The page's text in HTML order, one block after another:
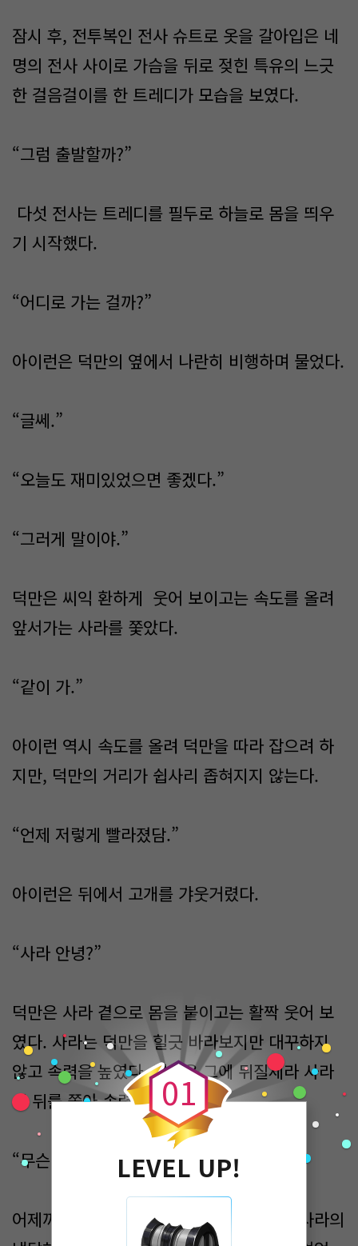
잠시 후, 전투복인 전사 슈트로 옷을 갈아입은 네
명의 전사 사이로 가슴을 뒤로 젖힌 특유의 느긋
한 걸음걸이를 한 트레디가 모습을 보였다.
“그럼 출발할까?”
다섯 전사는 트레디를 필두로 하늘로 몸을 띄우
기 시작했다.
“어디로 가는 걸까?”
아이런은 덕만의 옆에서 나란히 비행하며 물었다.
“글쎄.”
“오늘도 재미있었으면 좋겠다.”
“그러게 말이야.”
덕만은 씨익 환하게 웃어 보이고는 속도를 올려
앞서가는 사라를 쫓았다.
“같이 가.”
아이런 역시 속도를 올려 덕만을 따라 잡으려 하
지만, 덕만의 거리가 쉽사리 좁혀지지 않는다.
“언제 저렇게 빨라졌담.”
아이런은 뒤에서 고개를 갸웃거렸다.
“사라 안녕?”
덕만은 사라 곁으로 몸을 붙이고는 활짝 웃어 보
였다. 사라는 덕만을 힐긋 바라보지만 대꾸하지
않고 속력을 높였다. 덕만은 그에 뒤질세라 사라
의 뒤를 쫓아 속력을 냈다.
“무슨 일 있어?”
어제까지 웃으며 덕만과 함께 농담을 했던 사라의
0
0
1
LEVEL UP!